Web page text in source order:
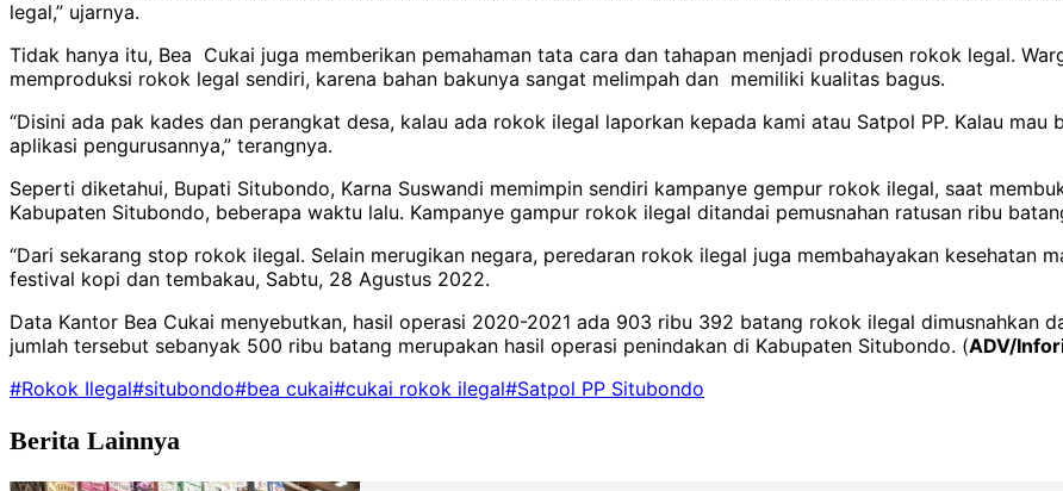
legal,” ujarnya.
Tidak hanya itu, Bea Cukai juga memberikan pemahaman tata cara dan tahapan menjadi produsen rokok legal.
memproduksi rokok legal sendiri, karena bahan bakunya sangat melimpah dan memiliki kualitas bagus.
“Disini ada pak kades dan perangkat desa, kalau ada rokok ilegal laporkan kepada kami atau Satpol PP. Kalau mau
aplikasi pengurusannya,” terangnya.
Seperti diketahui, Bupati Situbondo, Karna Suswandi memimpin sendiri kampanye gempur rokok ilegal, saat
Kabupaten Situbondo, beberapa waktu lalu. Kampanye gampur rokok ilegal ditandai pemusnahan ratusan ribu
“Dari sekarang stop rokok ilegal. Selain merugikan negara, peredaran rokok ilegal juga membahayakan kesehatan
festival kopi dan tembakau, Sabtu, 28 Agustus 2022.
Data Kantor Bea Cukai menyebutkan, hasil operasi 2020-2021 ada 903 ribu 392 batang rokok ilegal dimusnahkan
jumlah tersebut sebanyak 500 ribu batang merupakan hasil operasi penindakan di Kabupaten Situbondo. (ADV/
#Rokok Ilegal#situbondo#bea cukai#cukai rokok ilegal#Satpol PP Situbondo
Berita Lainnya